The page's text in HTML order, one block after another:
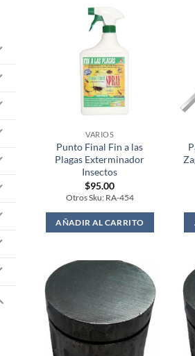
VARIOS
Punto Final Fin a las
Plagas Exterminador
Insectos
$95.00
Otros Sku: RA-454
AÑADIR AL CARRITO